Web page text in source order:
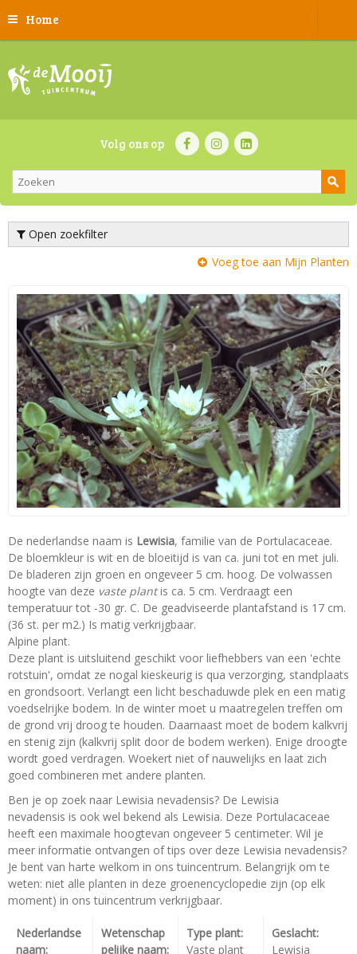
Home
Volg ons op
Open zoekfilter
Voeg toe aan Mijn Planten
De nederlandse naam is Lewisia, familie van de Portulacaceae.
De bloemkleur is wit en de bloeitijd is van ca. juni tot en met juli.
De bladeren zijn groen en ongeveer 5 cm. hoog. De volwassen
hoogte van deze vaste plantis ca. 5 cm. Verdraagt een
temperatuur tot -30 gr. C. De geadviseerde plantafstand is 17 cm.
(36 st. per m2.) Is matig verkrijgbaar.
Alpine plant.
Deze plant is uitsluitend geschikt voor liefhebbers van een 'echte
rotstuin', omdat ze nogal kieskeurig is qua verzorging, standplaats
en grondsoort. Verlangt een licht beschaduwde plek en een matig
voedselrijke bodem. In de winter moet u maatregelen treffen om
de grond vrij droog te houden. Daarnaast moet de bodem kalkvrij
en stenig zijn (kalkvrij split door de bodem werken). Enige droogte
wordt goed verdragen. Woekert niet of nauwelijks en laat zich
goed combineren met andere planten.
Ben je op zoek naar Lewisia nevadensis? De Lewisia
nevadensis is ook wel bekend als Lewisia. Deze Portulacaceae
heeft een maximale hoogtevan ongeveer 5 centimeter. Wil je
meer informatie ontvangen of tips over deze Lewisia nevadensis?
Je bent van harte welkom in ons tuincentrum. Belangrijk om te
weten: niet alle planten in deze groenencyclopedie zijn (op elk
moment) in ons tuincentrum verkrijgbaar.
Nederlandse
naam:
Wetenschap
pelijke naam:
Type plant:
Vaste plant
Geslacht:
Lewisia